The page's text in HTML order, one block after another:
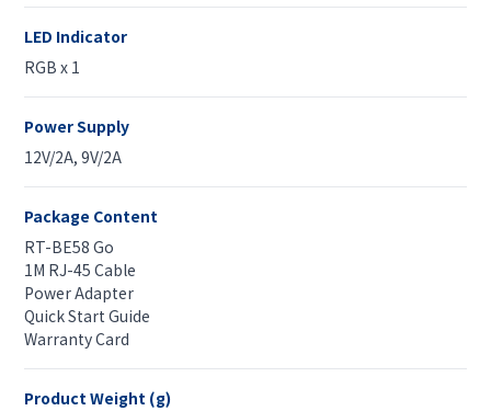
LED Indicator
RGB x 1
Power Supply
12V/2A, 9V/2A
Package Content
RT-BE58 Go
1M RJ-45 Cable
Power Adapter
Quick Start Guide
Warranty Card
Product Weight (g)